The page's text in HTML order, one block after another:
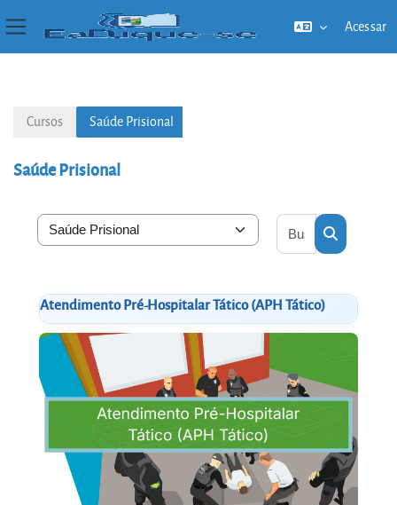
Acessar
Cursos Saúde Prisional
Saúde Prisional
Categorias de Cursos
Buscar cursos
Atendimento Pré-Hospitalar Tático (APH Tático)